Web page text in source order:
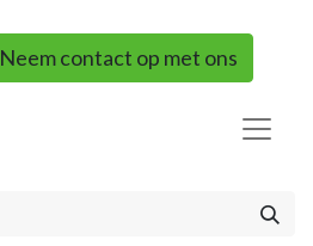
Neem contact op met ons